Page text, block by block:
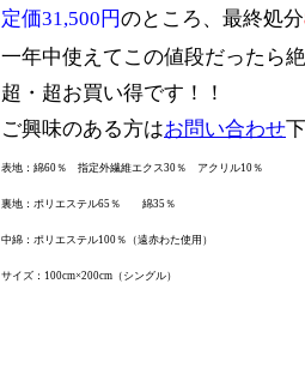
定価31,500円のところ、最終処分
一年中使えてこの値段だったら
超・超お買い得です！！
ご興味のある方はお問い合わせ
表地：綿60％ 指定外繊維エクス30％ アクリル10％
裏地：ポリエステル65％ 綿35％
中綿：ポリエステル100％（遠赤わた使用）
サイズ：100cm×200cm（シングル）